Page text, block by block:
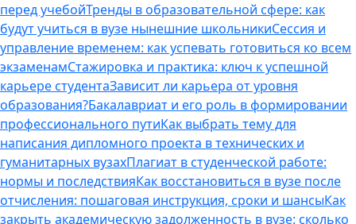
перед учебойТренды в образовательной сфере: как
будут учиться в вузе нынешние школьникиСессия и
управление временем: как успевать готовиться ко всем
экзаменамСтажировка и практика: ключ к успешной
карьере студентаЗависит ли карьера от уровня
образования?Бакалавриат и его роль в формировании
профессионального путиКак выбрать тему для
написания дипломного проекта в технических и
гуманитарных вузахПлагиат в студенческой работе:
нормы и последствияКак восстановиться в вузе после
отчисления: пошаговая инструкция, сроки и шансыКак
закрыть академическую задолженность в вузе: сколько